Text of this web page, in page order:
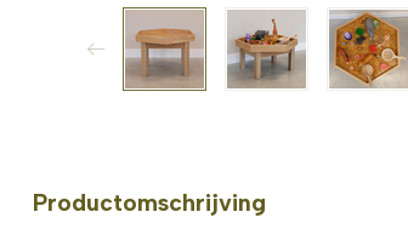
Productomschrijving